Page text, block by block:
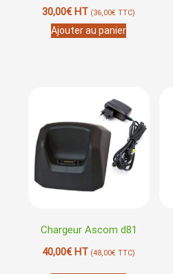
30,00€HT (36,00€ TTC)
Ajouter au panier
Chargeur Ascom d81
40,00€HT (48,00€ TTC)